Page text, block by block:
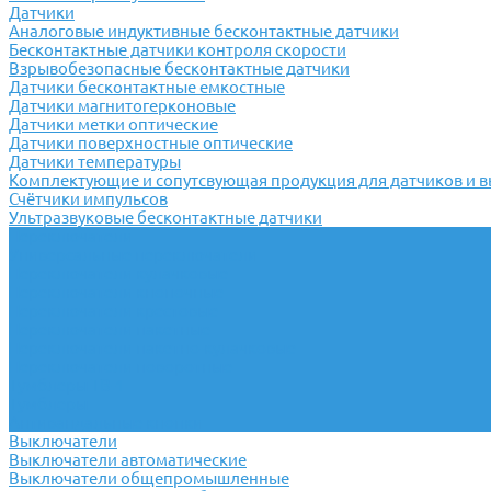
Датчики
Аналоговые индуктивные бесконтактные датчики
Бесконтактные датчики контроля скорости
Взрывобезопасные бесконтактные датчики
Датчики бесконтактные емкостные
Датчики магнитогерконовые
Датчики метки оптические
Датчики поверхностные оптические
Датчики температуры
Комплектующие и сопутсвующая продукция для датчиков и
Счётчики импульсов
Ультразвуковые бесконтактные датчики
Выключатели
Выключатели автоматические
Выключатели общепромышленные